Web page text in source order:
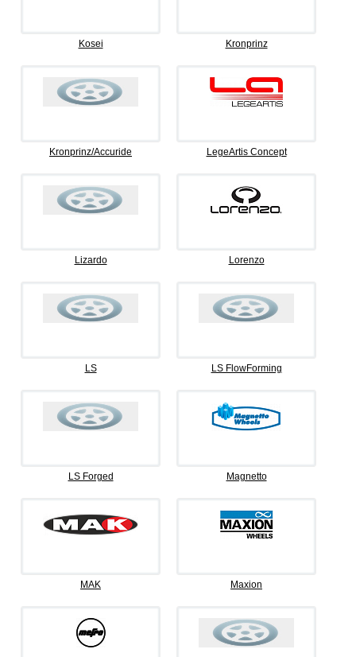
Kosei Kronprinz
Kronprinz/Accuride LegeArtis Concept
Lizardo Lorenzo
LS LS FlowForming
LS Forged Magnetto
MAK Maxion